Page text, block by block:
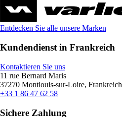
Entdecken Sie alle unsere Marken
Kundendienst in Frankreich
Kontaktieren Sie uns
11 rue Bernard Maris
37270 Montlouis-sur-Loire, Frankreich
+33 1 86 47 62 58
Sichere Zahlung